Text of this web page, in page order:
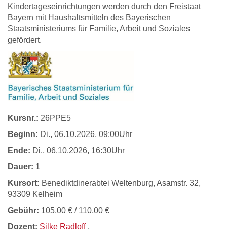
Kindertageseinrichtungen werden durch den Freistaat
Bayern mit Haushaltsmitteln des Bayerischen
Staatsministeriums für Familie, Arbeit und Soziales
gefördert.
Kursnr.: 26PPE5
Beginn: Di., 06.10.2026, 09:00Uhr
Ende: Di., 06.10.2026, 16:30Uhr
Dauer: 1
Kursort: Benediktdinerabtei Weltenburg, Asamstr. 32,
93309 Kelheim
Gebühr: 105,00 € / 110,00 €
Dozent: Silke Radloff ,